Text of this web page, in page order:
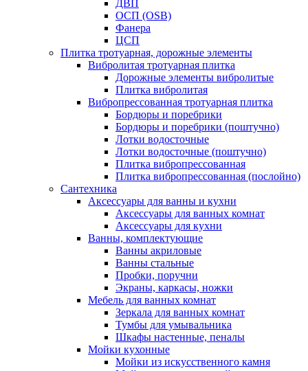
ДВП
ОСП (OSB)
Фанера
ЦСП
Плитка тротуарная, дорожные элементы
Вибролитая тротуарная плитка
Дорожные элементы вибролитые
Плитка вибролитая
Вибропрессованная тротуарная плитка
Бордюры и поребрики
Бордюры и поребрики (поштучно)
Лотки водосточные
Лотки водосточные (поштучно)
Плитка вибропрессованная
Плитка вибропрессованная (послойно)
Сантехника
Аксессуары для ванны и кухни
Аксессуары для ванных комнат
Аксессуары для кухни
Ванны, комплектующие
Ванны акриловые
Ванны стальные
Пробки, поручни
Экраны, каркасы, ножки
Мебель для ванных комнат
Зеркала для ванных комнат
Тумбы для умывальника
Шкафы настенные, пеналы
Мойки кухонные
Мойки из искусственного камня